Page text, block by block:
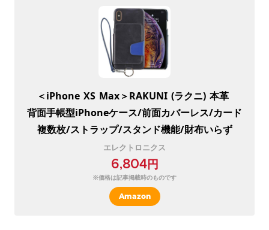
＜iPhone XS Max＞RAKUNI (ラクニ) 本革
背面手帳型iPhoneケース/前面カバーレス/カード
複数枚/ストラップ/スタンド機能/財布いらず
エレクトロニクス
6,804円
※価格は記事掲載時のものです
Amazon